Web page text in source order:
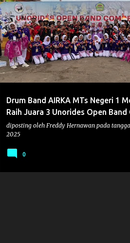
t
Drum Band AIRKA MTs Negeri 1
Raih Juara 3 Unorides Open Band
MMXXV
diposting oleh Freddy Hernawan pada
2025
LOMBA
0